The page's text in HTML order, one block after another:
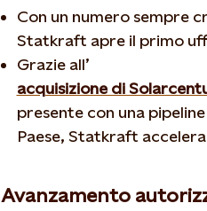
Con un numero sempre
Statkraft apre il primo
Grazie all’
acquisizione di
presente con una
Paese, Statkraft
Avanzamento